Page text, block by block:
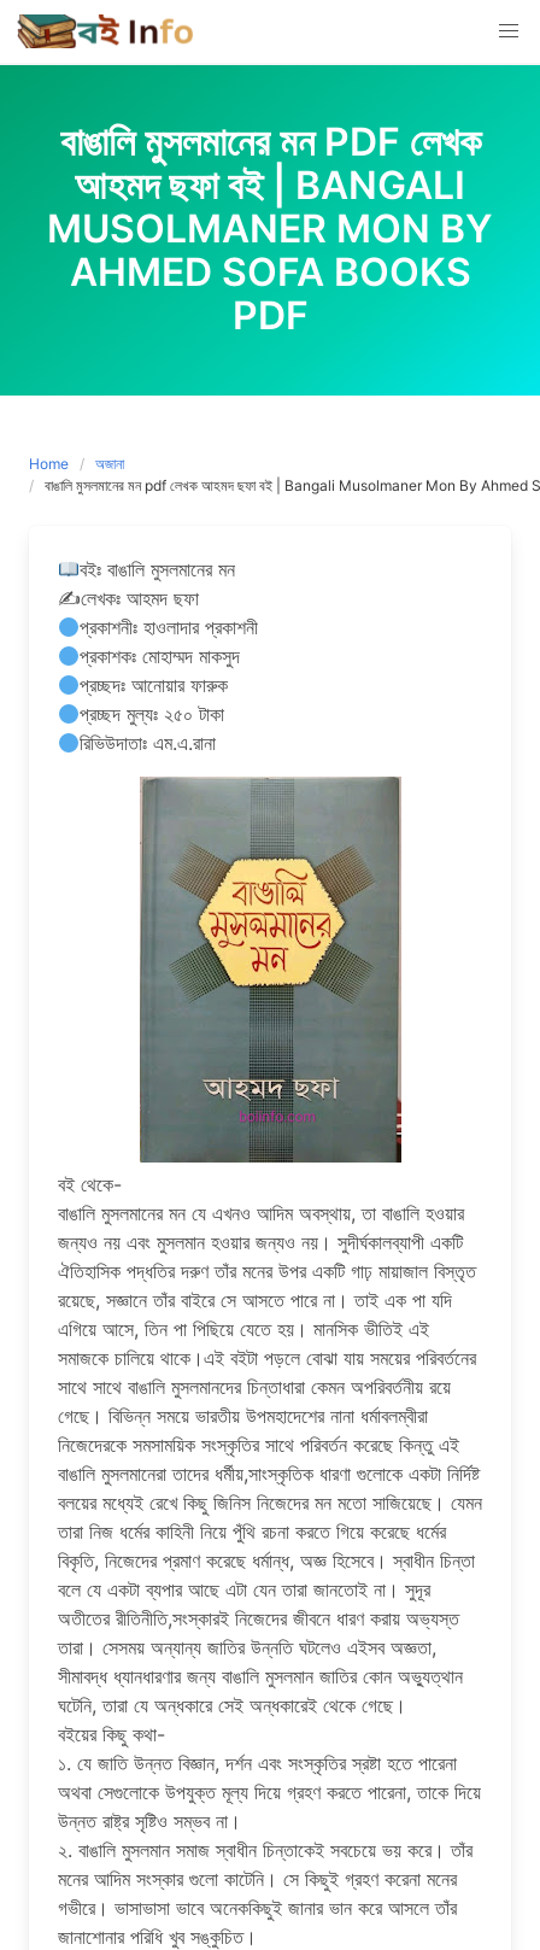
Skip
to
content
বাঙালি মুসলমানের মন PDF লেখক
আহমদ ছফা বই | BANGALI
MUSOLMANER MON BY
AHMED SOFA BOOKS
PDF
Home
অজানা
বাঙালি মুসলমানের মন pdf লেখক আহমদ ছফা বই | Bangali Musolmaner Mon By
বইঃ বাঙালি মুসলমানের মন
✍️লেখকঃ আহমদ ছফা
প্রকাশনীঃ হাওলাদার প্রকাশনী
প্রকাশকঃ মোহাম্মদ মাকসুদ
প্রচ্ছদঃ আনোয়ার ফারুক
প্রচ্ছদ মুল্যঃ ২৫০ টাকা
রিভিউদাতাঃ এম.এ.রানা
বই থেকে-
বাঙালি মুসলমানের মন যে এখনও আদিম অবস্থায়, তা বাঙালি হওয়ার
জন্যও নয় এবং মুসলমান হওয়ার জন্যও নয়। সুদীর্ঘকালব্যাপী একটি
ঐতিহাসিক পদ্ধতির দরুণ তাঁর মনের উপর একটি গাঢ় মায়াজাল বিস্তৃত
রয়েছে, সজ্ঞানে তাঁর বাইরে সে আসতে পারে না। তাই এক পা যদি
এগিয়ে আসে, তিন পা পিছিয়ে যেতে হয়। মানসিক ভীতিই এই
সমাজকে চালিয়ে থাকে।এই বইটা পড়লে বোঝা যায় সময়ের পরিবর্তনের
সাথে সাথে বাঙালি মুসলমানদের চিন্তাধারা কেমন অপরিবর্তনীয় রয়ে
গেছে। বিভিন্ন সময়ে ভারতীয় উপমহাদেশের নানা ধর্মাবলম্বীরা
নিজেদেরকে সমসাময়িক সংস্কৃতির সাথে পরিবর্তন করেছে কিন্তু এই
বাঙালি মুসলমানেরা তাদের ধর্মীয়,সাংস্কৃতিক ধারণা গুলোকে একটা নির্দিষ্ট
বলয়ের মধ্যেই রেখে কিছু জিনিস নিজেদের মন মতো সাজিয়েছে। যেমন
তারা নিজ ধর্মের কাহিনী নিয়ে পুঁথি রচনা করতে গিয়ে করেছে ধর্মের
বিকৃতি, নিজেদের প্রমাণ করেছে ধর্মান্ধ, অজ্ঞ হিসেবে। স্বাধীন চিন্তা
বলে যে একটা ব্যপার আছে এটা যেন তারা জানতোই না। সুদূর
অতীতের রীতিনীতি,সংস্কারই নিজেদের জীবনে ধারণ করায় অভ্যস্ত
তারা। সেসময় অন্যান্য জাতির উন্নতি ঘটলেও এইসব অজ্ঞতা,
সীমাবদ্ধ ধ্যানধারণার জন্য বাঙালি মুসলমান জাতির কোন অভ্যুত্থান
ঘটেনি, তারা যে অন্ধকারে সেই অন্ধকারেই থেকে গেছে।
বইয়ের কিছু কথা-
১. যে জাতি উন্নত বিজ্ঞান, দর্শন এবং সংস্কৃতির স্রষ্টা হতে পারেনা
অথবা সেগুলোকে উপযুক্ত মূল্য দিয়ে গ্রহণ করতে পারেনা, তাকে দিয়ে
উন্নত রাষ্ট্র সৃষ্টিও সম্ভব না।
২. বাঙালি মুসলমান সমাজ স্বাধীন চিন্তাকেই সবচেয়ে ভয় করে। তাঁর
মনের আদিম সংস্কার গুলো কাটেনি। সে কিছুই গ্রহণ করেনা মনের
গভীরে। ভাসাভাসা ভাবে অনেককিছুই জানার ভান করে আসলে তাঁর
জানাশোনার পরিধি খুব সঙ্কুচিত।